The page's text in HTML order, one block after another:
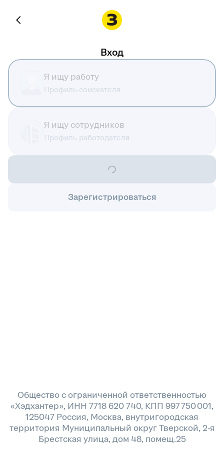
Вход
Я ищу работу
Профиль соискателя
Я ищу сотрудников
Профиль работодателя
Зарегистрироваться
Общество с ограниченной ответственностью
«Хэдхантер», ИНН 7718 620 740, КПП 997 750 001,
125047 Россия, Москва, внутригородская
территория Муниципальный округ Тверской, 2-я
Брестская улица, дом 48, помещ.25